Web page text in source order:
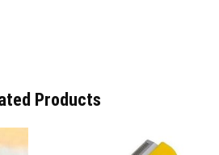
Products